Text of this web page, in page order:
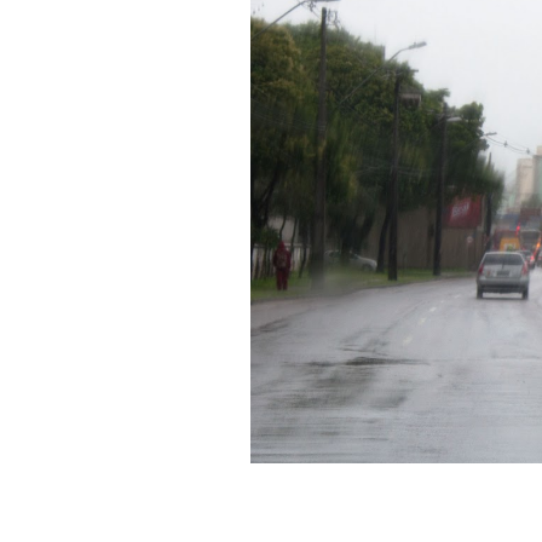
Hit enter to search or ESC to